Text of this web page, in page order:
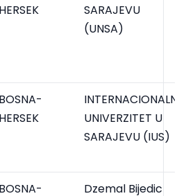
HERSEK
SARAJEVU
(UNSA)
BOSNA-
HERSEK
INTERNACIONALNI
UNIVERZITET U
SARAJEVU (IUS)
BOSNA-
Dzemal Bijedic